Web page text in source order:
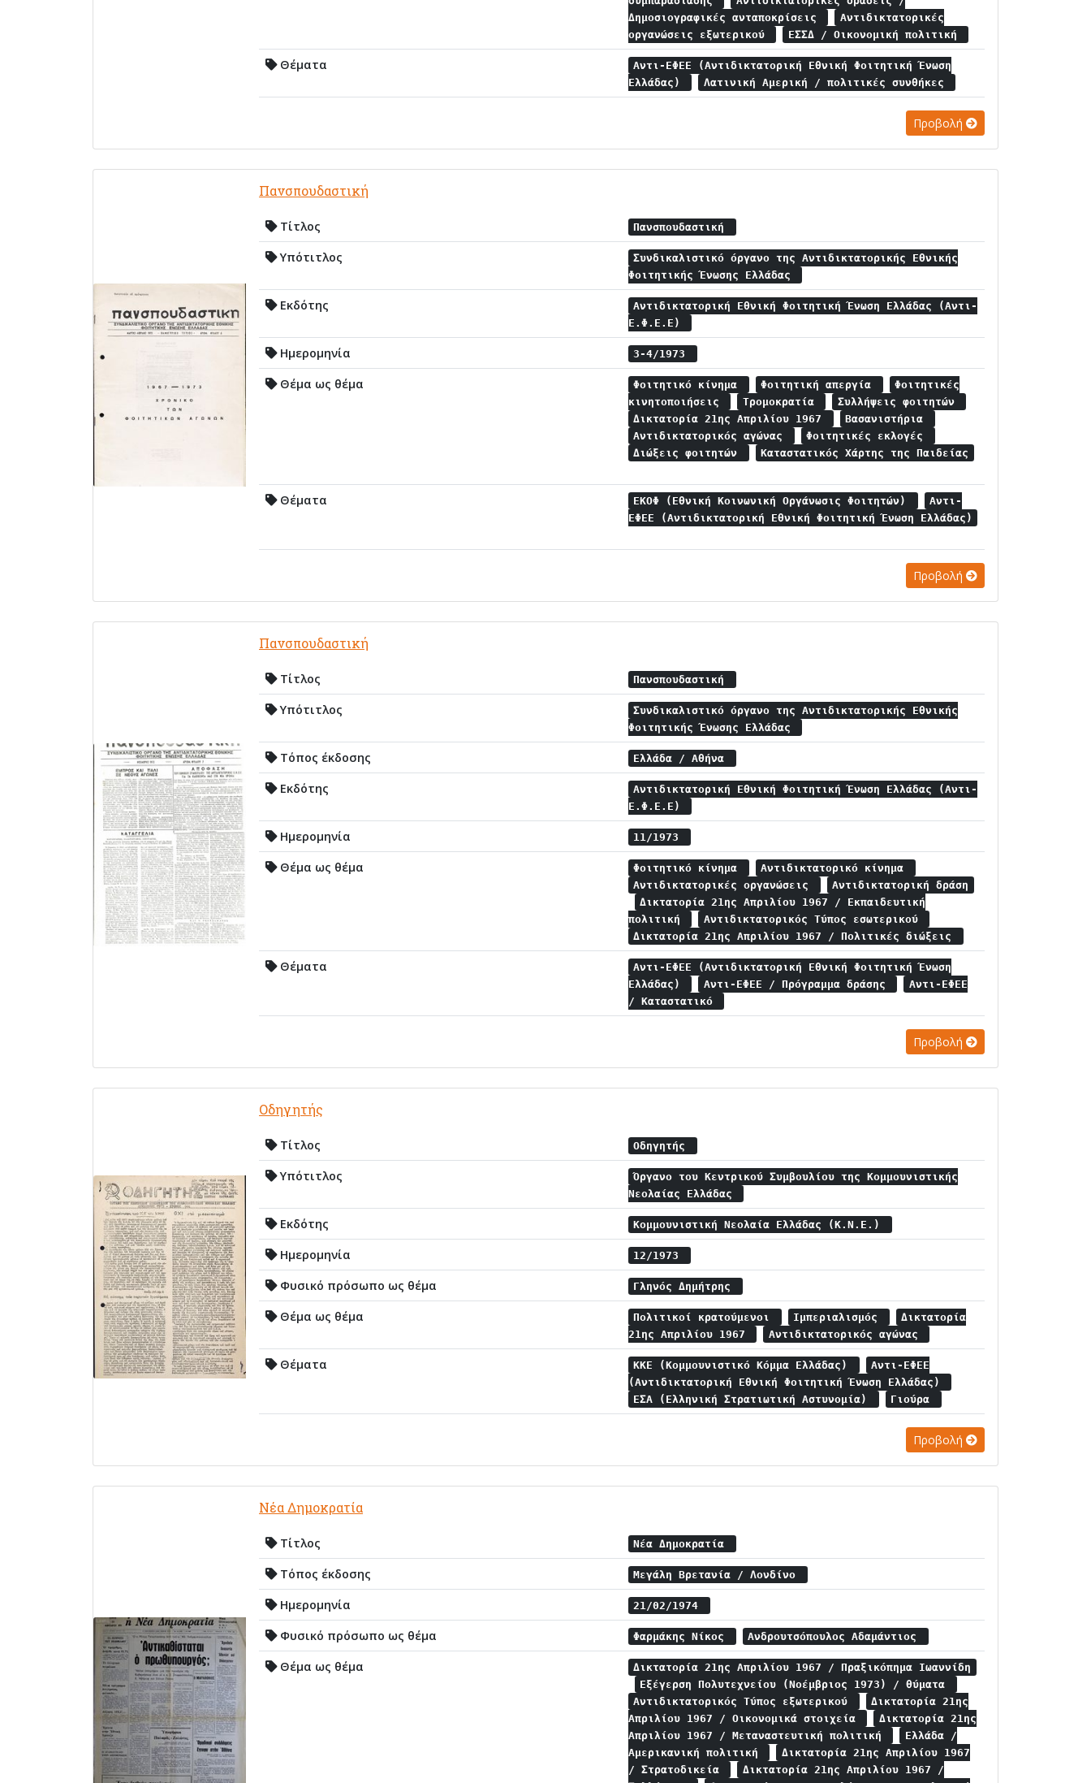
Δημοσιογραφικές ανταποκρίσεις
Αντιδικτατορικές
οργανώσεις εξωτερικού
ΕΣΣΔ / Οικονομική πολιτική
Θέματα
Αντι-ΕΦΕΕ (Αντιδικτατορική Εθνική Φοιτητική Ένωση
Ελλάδας)
Λατινική Αμερική / πολιτικές συνθήκες
Προβολή
Πανσπουδαστική
Τίτλος Πανσπουδαστική
Υπότιτλος
Συνδικαλιστικό όργανο της Αντιδικτατορικής Εθνικής
Φοιτητικής Ένωσης Ελλάδας
Εκδότης
Αντιδικτατορική Εθνική Φοιτητική Ένωση Ελλάδας (Αντι-
Ε.Φ.Ε.Ε)
Ημερομηνία 3-4/1973
Θέμα ως θέμα Φοιτητικό κίνημα Φοιτητική απεργία
Φοιτητικές
κινητοποιήσεις
Τρομοκρατία
Συλλήψεις φοιτητών
Δικτατορία 21ης Απριλίου 1967
Βασανιστήρια
Αντιδικτατορικός αγώνας
Φοιτητικές εκλογές
Διώξεις φοιτητών
Καταστατικός Χάρτης της Παιδείας
Θέματα ΕΚΟΦ (Εθνική Κοινωνική Οργάνωσις Φοιτητών)
Αντι-
ΕΦΕΕ (Αντιδικτατορική Εθνική Φοιτητική Ένωση Ελλάδας)
Προβολή
Πανσπουδαστική
Τίτλος Πανσπουδαστική
Υπότιτλος
Συνδικαλιστικό όργανο της Αντιδικτατορικής Εθνικής
Φοιτητικής Ένωσης Ελλάδας
Τόπος έκδοσης Ελλάδα / Αθήνα
Εκδότης
Αντιδικτατορική Εθνική Φοιτητική Ένωση Ελλάδας (Αντι-
Ε.Φ.Ε.Ε)
Ημερομηνία 11/1973
Θέμα ως θέμα Φοιτητικό κίνημα
Αντιδικτατορικό κίνημα
Αντιδικτατορικές οργανώσεις
Αντιδικτατορική δράση
Δικτατορία 21ης Απριλίου 1967 / Εκπαιδευτική
πολιτική
Αντιδικτατορικός Τύπος εσωτερικού
Δικτατορία 21ης Απριλίου 1967 / Πολιτικές διώξεις
Θέματα
Αντι-ΕΦΕΕ (Αντιδικτατορική Εθνική Φοιτητική Ένωση
Ελλάδας)
Αντι-ΕΦΕΕ / Πρόγραμμα δράσης
Αντι-ΕΦΕΕ
/ Καταστατικό
Προβολή
Οδηγητής
Τίτλος Οδηγητής
Υπότιτλος
Όργανο του Κεντρικού Συμβουλίου της Κομμουνιστικής
Νεολαίας Ελλάδας
Εκδότης Κομμουνιστική Νεολαία Ελλάδας (Κ.Ν.Ε.)
Ημερομηνία 12/1973
Φυσικό πρόσωπο ως θέμα Γληνός Δημήτρης
Θέμα ως θέμα Πολιτικοί κρατούμενοι Ιμπεριαλισμός
Δικτατορία
21ης Απριλίου 1967
Αντιδικτατορικός αγώνας
Θέματα ΚΚΕ (Κομμουνιστικό Κόμμα Ελλάδας)
Αντι-ΕΦΕΕ
(Αντιδικτατορική Εθνική Φοιτητική Ένωση Ελλάδας)
ΕΣΑ (Ελληνική Στρατιωτική Αστυνομία)
Γιούρα
Προβολή
Νέα Δημοκρατία
Τίτλος Νέα Δημοκρατία
Τόπος έκδοσης Μεγάλη Βρετανία / Λονδίνο
Ημερομηνία 21/02/1974
Φυσικό πρόσωπο ως θέμα Φαρμάκης Νίκος Ανδρουτσόπουλος Αδαμάντιος
Θέμα ως θέμα
Δικτατορία 21ης Απριλίου 1967 / Πραξικόπημα Ιωαννίδη
Εξέγερση Πολυτεχνείου (Νοέμβριος 1973) / θύματα
Αντιδικτατορικός Τύπος εξωτερικού
Δικτατορία 21ης
Απριλίου 1967 / Οικονομικά στοιχεία
Δικτατορία 21ης
Απριλίου 1967 / Μεταναστευτική πολιτική
Ελλάδα /
Αμερικανική πολιτική
Δικτατορία 21ης Απριλίου 1967
/ Στρατοδικεία
Δικτατορία 21ης Απριλίου 1967 /